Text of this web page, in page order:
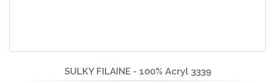
SULKY FILAINE - 100% Acryl 3339